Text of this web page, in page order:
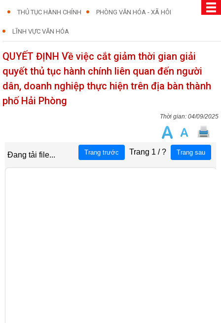
THỦ TỤC HÀNH CHÍNH PHÒNG VĂN HÓA - XÃ HÔI
LĨNH VỰC VĂN HÓA
QUYẾT ĐỊNH Về việc cắt giảm thời gian giải
quyết thủ tục hành chính liên quan đến người
dân, doanh nghiệp thực hiện trên địa bàn thành
phố Hải Phòng
04/09/2025